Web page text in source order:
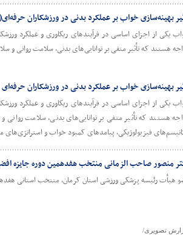
بهینه‌سازی خواب بر عملکرد بدنی در ورزشکاران حرفه‌ای(۲)
یکی از اجزای اساسی در فرآیندهای ریکاوری و عملکرد
هستند که تأثیر منفی بر توانایی‌های بدنی، سلامت روانی و
بهینه‌سازی خواب بر عملکرد بدنی در ورزشکاران حرفه‌ای
یکی از اجزای اساسی در فرآیندهای ریکاوری و عملکرد
هستند که تأثیر منفی بر توانایی‌های بدنی، سلامت
فیزیولوژیکی، پیامدهای کمبود خواب و
منصور صاحب الزمانی منتخب هفدهمین دوره جایزه
هیأت رئیسه پزشکی ورزشی استان کرمان، منتخب استانی
تصویری/